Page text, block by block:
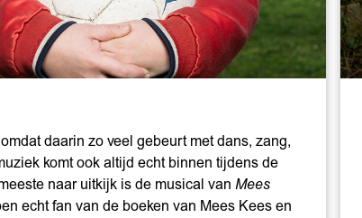
daarin zo veel gebeurt met dans, zang,
komt ook altijd echt binnen tijdens de
naar uitkijk is de musical van Mees
echt fan van de boeken van Mees Kees en